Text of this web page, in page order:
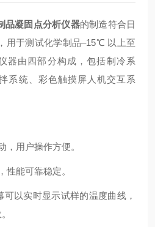
品凝固点分析仪器的制造符合日
用于测试化学制品–15℃ 以上至
器由四部分构成，包括制冷系
系统、彩色触摸屏人机交互系
，用户操作方便。
性能可靠稳定。
以实时显示试样的温度曲线，